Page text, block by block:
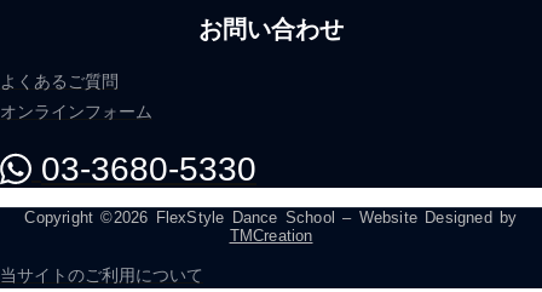
お問い合わせ
よくあるご質問
オンラインフォーム
03-3680-5330
Copyright ©2026 FlexStyle Dance School – Website Designed by
TMCreation
当サイトのご利用について